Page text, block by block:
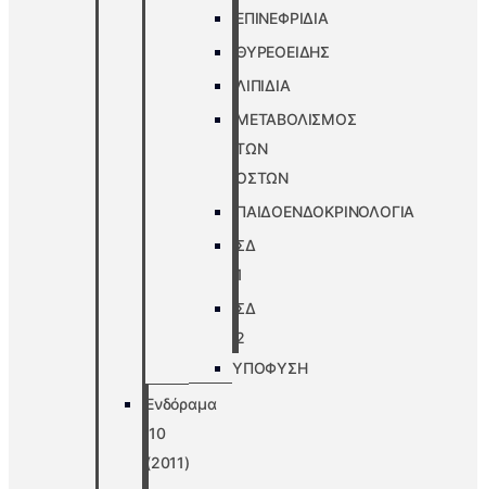
ΕΠΙΝΕΦΡΙΔΙΑ
ΘΥΡΕΟΕΙΔΗΣ
ΛΙΠΙΔΙΑ
ΜΕΤΑΒΟΛΙΣΜΟΣ
ΤΩΝ
ΟΣΤΩΝ
ΠΑΙΔΟΕΝΔΟΚΡΙΝΟΛΟΓΙΑ
ΣΔ
1
ΣΔ
2
ΥΠΟΦΥΣΗ
Ενδόραμα
’10
(2011)